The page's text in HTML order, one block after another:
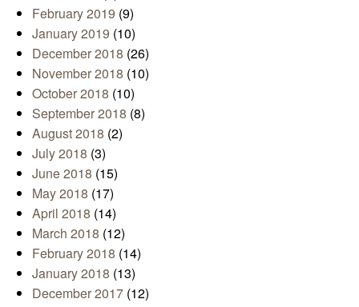
February 2019 (9)
January 2019 (10)
December 2018 (26)
November 2018 (10)
October 2018 (10)
September 2018 (8)
August 2018 (2)
July 2018 (3)
June 2018 (15)
May 2018 (17)
April 2018 (14)
March 2018 (12)
February 2018 (14)
January 2018 (13)
December 2017 (12)